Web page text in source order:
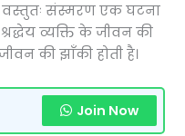
वस्तुतः संस्मरण एक घटना
व्यक्ति के जीवन की
की झाँकी होती है।
Join Now